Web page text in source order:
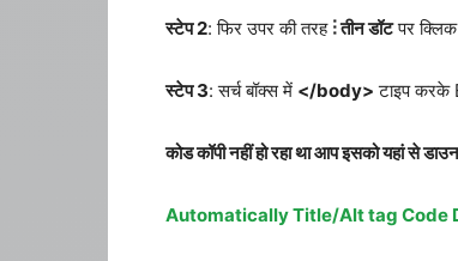
स्टेप 2: फिर उपर की तरह ⋮ तीन डॉटपर
स्टेप 3: सर्च बॉक्स में </body> टाइप करके
कोड कॉपी नहीं हो रहा था आप इसको यहां से
Automatically Title/Alt tag Code